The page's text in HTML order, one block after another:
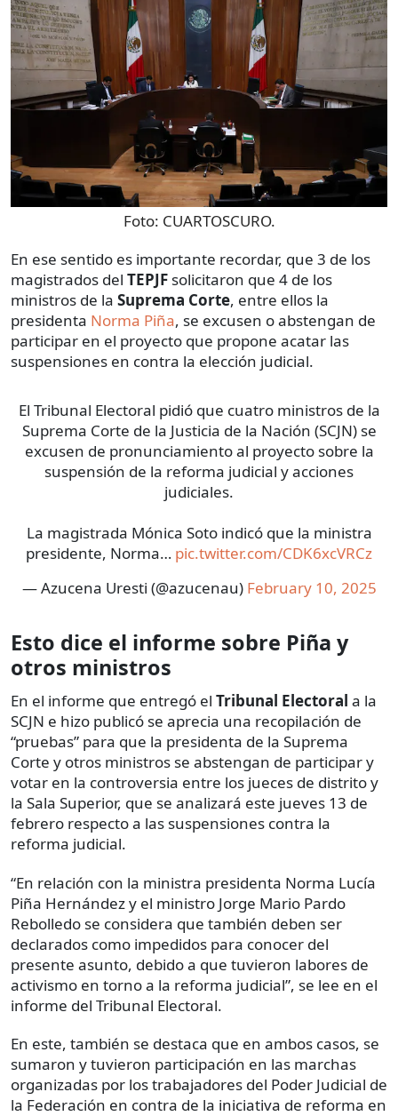
Foto: CUARTOSCURO.
En ese sentido es importante recordar, que 3 de los
magistrados del TEPJF solicitaron que 4 de los
ministros de la Suprema Corte, entre ellos la
presidenta Norma Piña, se excusen o abstengan de
participar en el proyecto que propone acatar las
suspensiones en contra la elección judicial.
El Tribunal Electoral pidió que cuatro ministros de la
Suprema Corte de la Justicia de la Nación (SCJN) se
excusen de pronunciamiento al proyecto sobre la
suspensión de la reforma judicial y acciones
judiciales.
La magistrada Mónica Soto indicó que la ministra
presidente, Norma… pic.twitter.com/CDK6xcVRCz
— Azucena Uresti (@azucenau) February 10, 2025
Esto dice el informe sobre Piña y
otros ministros
En el informe que entregó el Tribunal Electoral a la
SCJN e hizo publicó se aprecia una recopilación de
“pruebas” para que la presidenta de la Suprema
Corte y otros ministros se abstengan de participar y
votar en la controversia entre los jueces de distrito y
la Sala Superior, que se analizará este jueves 13 de
febrero respecto a las suspensiones contra la
reforma judicial.
“En relación con la ministra presidenta Norma Lucía
Piña Hernández y el ministro Jorge Mario Pardo
Rebolledo se considera que también deben ser
declarados como impedidos para conocer del
presente asunto, debido a que tuvieron labores de
activismo en torno a la reforma judicial”, se lee en el
informe del Tribunal Electoral.
En este, también se destaca que en ambos casos, se
sumaron y tuvieron participación en las marchas
organizadas por los trabajadores del Poder Judicial de
la Federación en contra de la iniciativa de reforma en